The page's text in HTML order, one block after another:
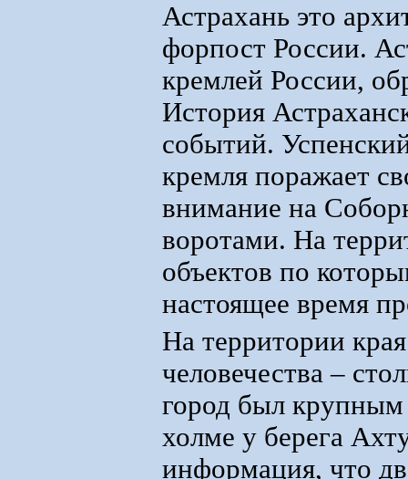
Астрахань это
форпост России.
кремлей России,
История
событий.
кремля поражает
внимание на
воротами. На
объектов по
настоящее время
На территории
человечества –
город был
холме у берега
информация, что